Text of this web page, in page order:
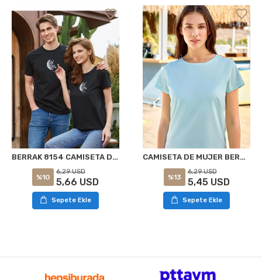
BERRAK 8154 CAMISETA DE MUJER NEGRA
%10
6,29 USD
5,66 USD
Sepete Ekle
CAMISETA DE MUJER BERRAK 8133 MENTA
%13
6,29 USD
5,45 USD
Sepete Ekle